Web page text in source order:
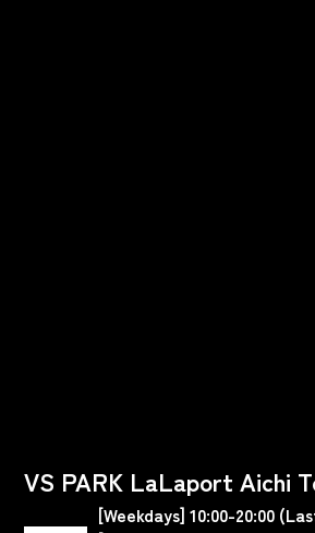
VS PARK LaLaport Aichi
[Weekdays] 10:00-20:00